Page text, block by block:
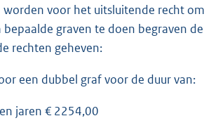
worden voor het uitsluitende recht om
bepaalde graven te doen begraven de
rechten geheven:
een dubbel graf voor de duur van:
jaren € 2254,00